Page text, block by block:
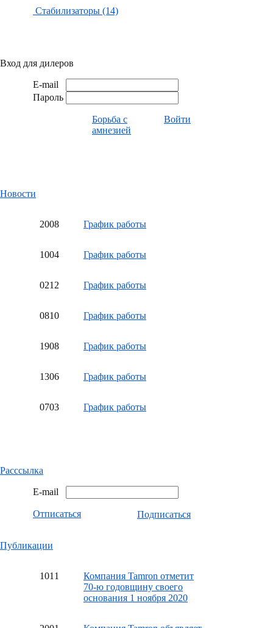
Стабилизаторы (14)
Вход для дилеров
E-mail
Пароль
Борьба с
амнезией
Войти
Новости
2008 График работы
1004 График работы
0212 График работы
0810 График работы
1908 График работы
1306 График работы
0703 График работы
Расссылка
E-mail
Отписаться Подписаться
Публикации
1011
Компания Tamron отметит
70-ю годовщину своего
основания 1 ноября 2020